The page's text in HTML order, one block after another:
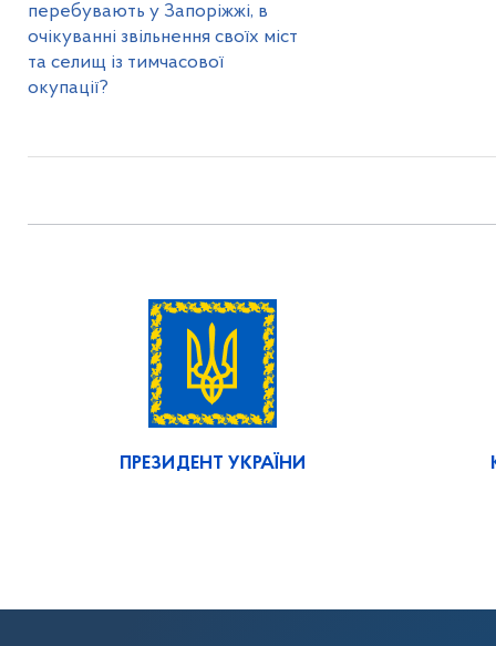
перебувають у Запоріжжі, в
очікуванні звільнення своїх міст
та селищ із тимчасової
окупації?
ПРЕЗИДЕНТ УКРАЇНИ